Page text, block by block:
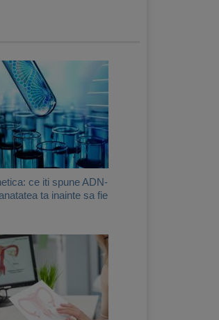
ce iti spune ADN-
ta inainte sa fie